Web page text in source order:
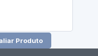
Produto